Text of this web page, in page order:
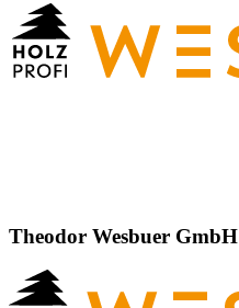
Theodor Wesbuer GmbH